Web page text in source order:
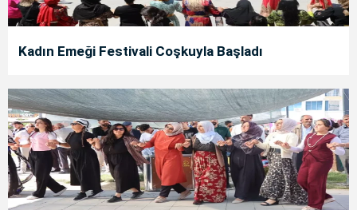
Kadın Emeği Festivali Coşkuyla Başladı